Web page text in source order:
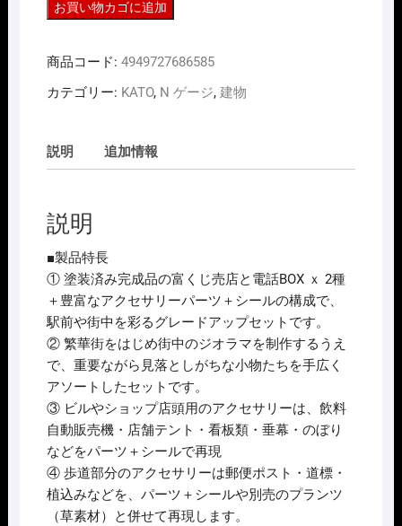
N
ジ
KATO
タ
ア
セ
サ
リ
ー
セ
ッ
ト
個
お買い物カゴに追加
商品コード: 4949727686585
カテゴリー: KATO, N ゲージ, 建物
説明 追加情報
説明
■製品特長
① 塗装済み完成品の富くじ売店と電話BOX ｘ 2種
＋豊富なアクセサリーパーツ＋シールの構成で、
駅前や街中を彩るグレードアップセットです。
② 繁華街をはじめ街中のジオラマを制作するうえ
で、重要ながら見落としがちな小物たちを手広く
アソートしたセットです。
③ ビルやショップ店頭用のアクセサリーは、飲料
自動販売機・店舗テント・看板類・垂幕・のぼり
などをパーツ＋シールで再現
④ 歩道部分のアクセサリーは郵便ポスト・道標・
植込みなどを、パーツ＋シールや別売のプランツ
（草素材）と併せて再現します。